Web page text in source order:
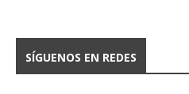
SÍGUENOS EN REDES